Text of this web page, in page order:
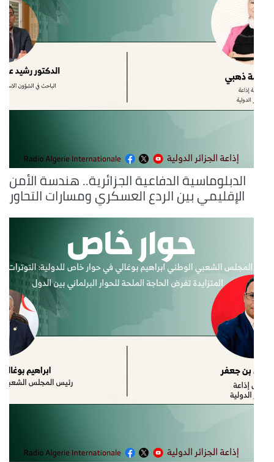
الدبلوماسية الدفاعية الجزائرية.. هندسة الأمن
الإقليمي بين الردع العسكري ومسارات التحاور